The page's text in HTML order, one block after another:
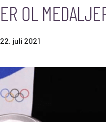
ER OL
22. juli 2021